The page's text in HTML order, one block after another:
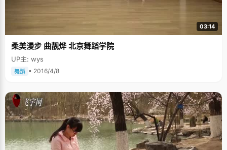
03:14
柔美漫步 曲靓烨 北京舞蹈学院
UP主: wys
舞蹈 • 2016/4/8